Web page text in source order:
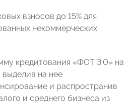
взносов до 15% для
некоммерческих
кредитования «ФОТ 3.0» на
выделив на нее
и распространив
и среднего бизнеса из